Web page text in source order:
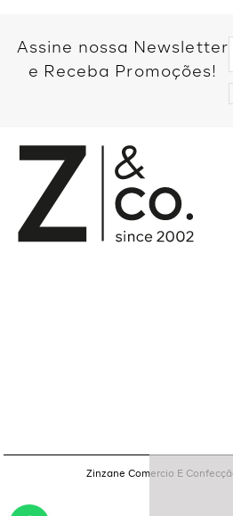
Assine nossa Newsletter
e Receba Promoções!
Zinzane Comercio E